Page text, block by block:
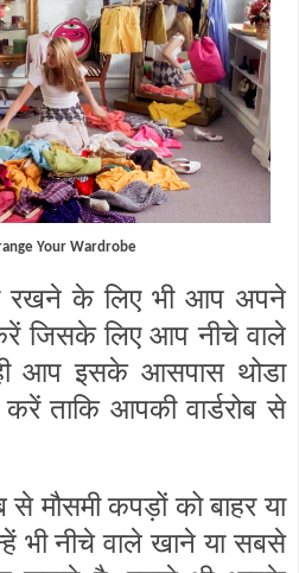
Your Wardrobe
रखने के लिए भी आप अपने
जिसके लिए आप नीचे वाले
आप इसके आसपास थोडा
ताकि आपकी वार्डरोब से
से मौसमी कपड़ों को बाहर या
नीचे वाले खाने या सबसे